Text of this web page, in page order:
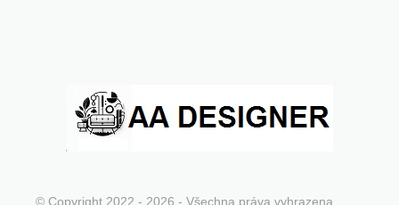
© Copyright 2022 - 2026 - Všechna práva vyhrazena